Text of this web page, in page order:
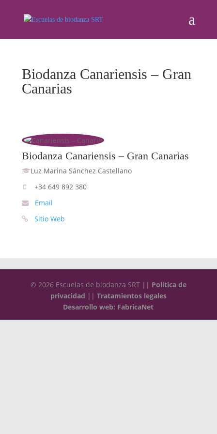
Biodanza Canariensis – Gran
Canarias
Biodanza Canariensis – Gran Canarias
Luz Marina Sánchez Castellano
+34 649 892 380
Email
Sitio Web
© 2026 Escuelas de biodanza SRT || Política de
privacidad || Tratamientos legales
Desarrollo web: FabricaNet